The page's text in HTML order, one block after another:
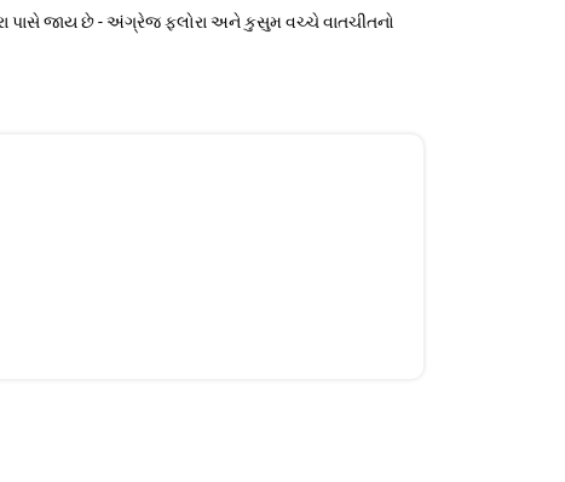
પાસે જાય છે - અંગ્રેજ ફ્લોરા અને કુસુમ વચ્ચે વાતચીતનો